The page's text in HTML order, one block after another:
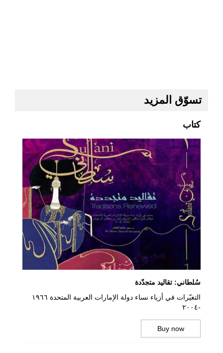
تسوّق المزيد
كتاب
سُلطاني: تقاليد متجدّدة
التغيّرات في أزياء نساء دولة الإمارات العربية المتحدة ١٩٦٦
-٢٠٠٤
Buy now